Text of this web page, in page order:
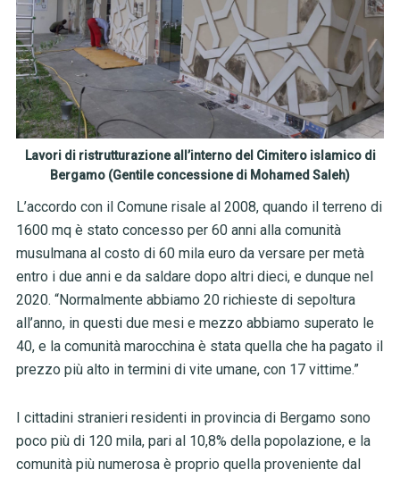
Lavori di ristrutturazione all’interno del Cimitero islamico di
Bergamo (Gentile concessione di Mohamed Saleh)
L’accordo con il Comune risale al 2008, quando il terreno di
1600 mq è stato concesso per 60 anni alla comunità
musulmana al costo di 60 mila euro da versare per metà
entro i due anni e da saldare dopo altri dieci, e dunque nel
2020. “Normalmente abbiamo 20 richieste di sepoltura
all’anno, in questi due mesi e mezzo abbiamo superato le
40, e la comunità marocchina è stata quella che ha pagato il
prezzo più alto in termini di vite umane, con 17 vittime.”
I cittadini stranieri residenti in provincia di Bergamo sono
poco più di 120 mila, pari al 10,8% della popolazione, e la
comunità più numerosa è proprio quella proveniente dal